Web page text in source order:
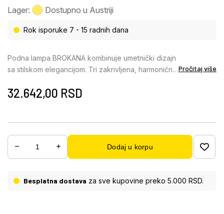
Lager:
Dostupno u Austriji
Rok isporuke 7 - 15 radnih dana
Podna lampa BROKANA kombinuje umetnički dizajn
sa stilskom elegancijom. Tri zakrivljena, harmonično
crnog hrom metala čine graciozan okvir lampe. Tri
Zakrivljeni oblik krakova stvara meku, tekuću
siluetu, dajući lampi posebno estetski izgled. Sa
dimenzijama od 845 mm dužine i 1000 mm širine,
privlači pažnju u dnevnim ili trpezarijskim
Pročitaj više
32.642,00 RSD
Dodaj u korpu
Besplatna dostava za sve kupovine preko 5.000 RSD.